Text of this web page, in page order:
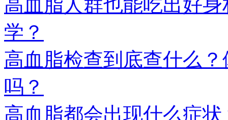
高血脂人群也能吃出好
学？
高血脂检查到底查什么
吗？
高血脂都会出现什么症